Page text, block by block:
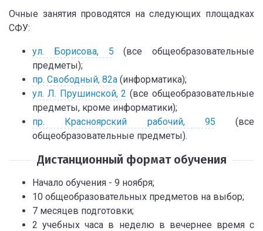
Очные занятия проводятся на следующих площадках
СФУ:
ул. Борисова, 5 (все общеобразовательные
предметы);
пр. Свободный, 82а (информатика);
ул. Л. Прушинской, 2 (все общеобразовательные
предметы, кроме информатики);
пр. Красноярский рабочий, 95 (все
общеобразовательные предметы).
Дистанционный формат обучения
Начало обучения - 9 ноября;
10 общеобразовательных предметов на выбор;
7 месяцев подготовки;
2 учебных часа в неделю в вечернее время с